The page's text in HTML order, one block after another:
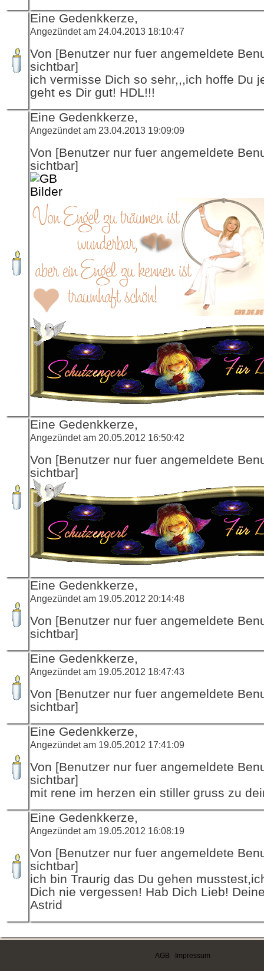
Eine Gedenkkerze,
Angezündet am 24.04.2013 18:10:47
Von [Benutzer nur fuer angemeldete
sichtbar]
ich vermisse Dich so sehr,,,ich hoffe Du
geht es Dir gut! HDL!!!
Eine Gedenkkerze,
Angezündet am 23.04.2013 19:09:09
Von [Benutzer nur fuer angemeldete
sichtbar]
Eine Gedenkkerze,
Angezündet am 20.05.2012 16:50:42
Von [Benutzer nur fuer angemeldete
sichtbar]
Eine Gedenkkerze,
Angezündet am 19.05.2012 20:14:48
Von [Benutzer nur fuer angemeldete
sichtbar]
Eine Gedenkkerze,
Angezündet am 19.05.2012 18:47:43
Von [Benutzer nur fuer angemeldete
sichtbar]
Eine Gedenkkerze,
Angezündet am 19.05.2012 17:41:09
Von [Benutzer nur fuer angemeldete
sichtbar]
mit rene im herzen ein stiller gruss zu
Eine Gedenkkerze,
Angezündet am 19.05.2012 16:08:19
Von [Benutzer nur fuer angemeldete
sichtbar]
ich bin Traurig das Du gehen
Dich nie vergessen! Hab Dich Lieb!
Astrid
AGB Impressum